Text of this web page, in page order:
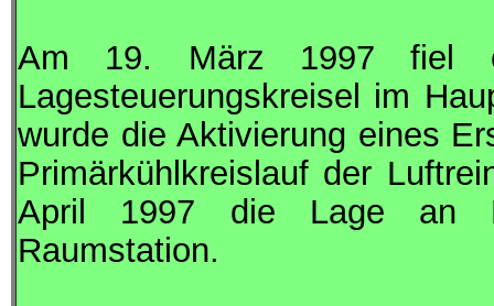
Am 19. März 1997 fiel
Lagesteuerungskreisel im
wurde die Aktivierung eines
Primärkühlkreislauf der
April 1997 die Lage an
Raumstation.